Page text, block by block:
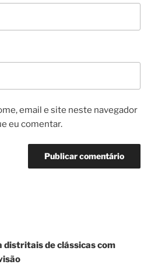
email e site neste navegador
eu comentar.
distritais de clássicas com